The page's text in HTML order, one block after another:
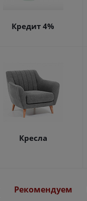
Кредит 4%
Кресла
Рекомендуем